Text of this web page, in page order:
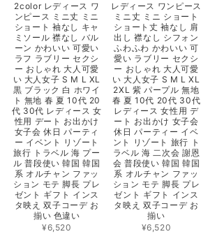
2color レディース ワ
ンピース ミニ丈 ミニ
ショート 袖なし キャ
ミソール 襟なし バル
ーン かわいい 可愛い
ラフ ラブリー セクシ
ー おしゃれ 大人可愛
い 大人女子 S M L XL
黒 ブラック 白 ホワイ
ト 無地 春 夏 10代 20
代 30代 レディース 女
性用 デート お出かけ
女子会 休日 パーティ
ー イベント リゾート
旅行 トラベル 海 プー
ル 普段使い 韓国 韓国
系 オルチャン ファッ
ション モテ 脚長 プレ
ゼント ギフト インス
タ映え 双子コーデ お
揃い 色違い
¥6,520
レディース ワンピース
ミニ丈 ミニ ショート
ショート丈 袖なし 肩
出し 襟なし シフォン
ふわふわ かわいい 可
愛い ラブリー セクシ
ー おしゃれ 大人可愛
い 大人女子 S M L XL
2XL 紫 パープル 無地
春 夏 10代 20代 30代
レディース 女性用 デ
ート お出かけ 女子会
休日 パーティー イベ
ント リゾート 旅行 ト
ラベル 海 二次会 謝恩
会 普段使い 韓国 韓国
系 オルチャン ファッ
ション モテ 脚長 プレ
ゼント ギフト インス
タ映え 双子コーデ お
揃い
¥6,520